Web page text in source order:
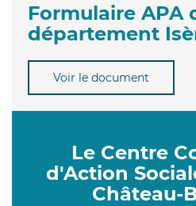
Formulaire APA
département
Voir le document
Le Centre
d'Action
Château-